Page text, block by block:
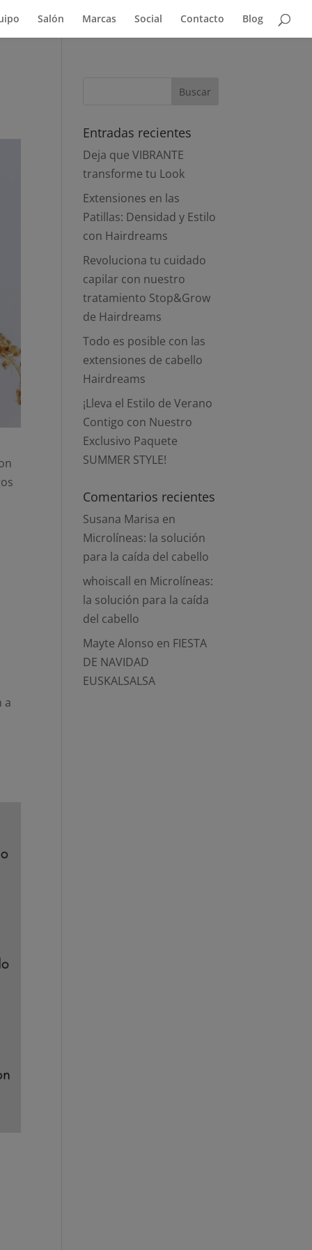
Salón Marcas Social Contacto Blog
a
Entradas recientes
Deja que VIBRANTE
transforme tu Look
Extensiones en las
Patillas: Densidad y Estilo
con Hairdreams
Revoluciona tu cuidado
capilar con nuestro
tratamiento Stop&Grow
de Hairdreams
Todo es posible con las
extensiones de cabello
Hairdreams
¡Lleva el Estilo de Verano
Contigo con Nuestro
Exclusivo Paquete
SUMMER STYLE!
Comentarios recientes
Susana Marisa en
Microlíneas: la solución
para la caída del cabello
whoiscall en Microlíneas:
la solución para la caída
del cabello
Mayte Alonso en FIESTA
DE NAVIDAD
EUSKALSALSA